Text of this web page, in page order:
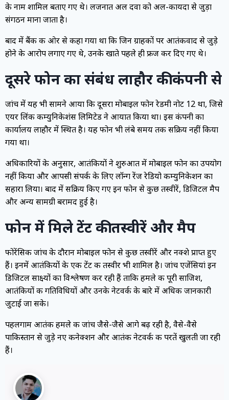
के नाम शामिल बताए गए थे। लजनात अल दवा को अल-कायदा से जुड़ा
संगठन माना जाता है।
बाद में बैंक की ओर से कहा गया था कि जिन ग्राहकों पर आतंकवाद से जुड़े
होने के आरोप लगाए गए थे, उनके खाते पहले ही फ्रीज कर दिए गए थे।
दूसरे फोन का संबंध लाहौर की कंपनी से
जांच में यह भी सामने आया कि दूसरा मोबाइल फोन रेडमी नोट 12 था, जिसे
एयर लिंक कम्युनिकेशंस लिमिटेड ने आयात किया था। इस कंपनी का
कार्यालय लाहौर में स्थित है। यह फोन भी लंबे समय तक सक्रिय नहीं किया
गया था।
अधिकारियों के अनुसार, आतंकियों ने शुरुआत में मोबाइल फोन का उपयोग
नहीं किया और आपसी संपर्क के लिए लॉन्ग रेंज रेडियो कम्युनिकेशन का
सहारा लिया। बाद में सक्रिय किए गए इन फोन से कुछ तस्वीरें, डिजिटल मैप
और अन्य सामग्री बरामद हुई है।
फोन में मिले टेंट की तस्वीरें और मैप
फोरेंसिक जांच के दौरान मोबाइल फोन से कुछ तस्वीरें और नक्शे प्राप्त हुए
हैं। इनमें आतंकियों के एक टेंट की तस्वीर भी शामिल है। जांच एजेंसियां इन
डिजिटल साक्ष्यों का विश्लेषण कर रही हैं ताकि हमले की पूरी साजिश,
आतंकियों की गतिविधियों और उनके नेटवर्क के बारे में अधिक जानकारी
जुटाई जा सके।
पहलगाम आतंकी हमले की जांच जैसे-जैसे आगे बढ़ रही है, वैसे-वैसे
पाकिस्तान से जुड़े नए कनेक्शन और आतंकी नेटवर्क की परतें खुलती जा रही
हैं।